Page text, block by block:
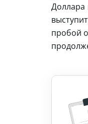
Доллара
пробой